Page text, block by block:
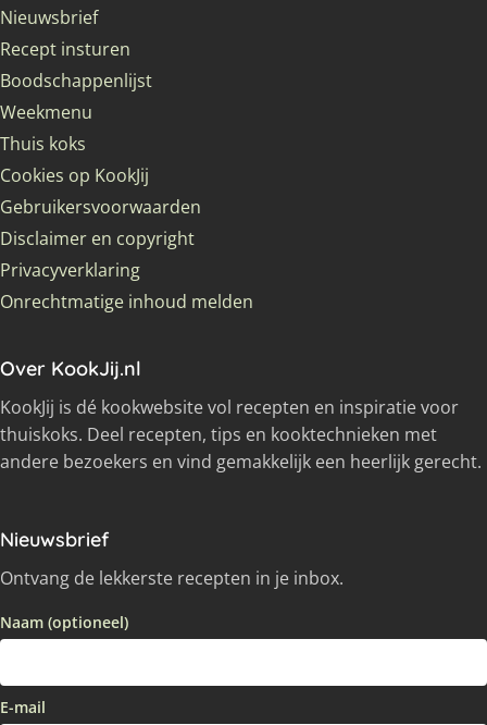
Nieuwsbrief
Recept insturen
Boodschappenlijst
Weekmenu
Thuis koks
Cookies op KookJij
Gebruikersvoorwaarden
Disclaimer en copyright
Privacyverklaring
Onrechtmatige inhoud melden
Over KookJij.nl
KookJij is dé kookwebsite vol recepten en inspiratie voor
thuiskoks. Deel recepten, tips en kooktechnieken met
andere bezoekers en vind gemakkelijk een heerlijk gerecht.
Nieuwsbrief
Ontvang de lekkerste recepten in je inbox.
Naam (optioneel)
E-mail